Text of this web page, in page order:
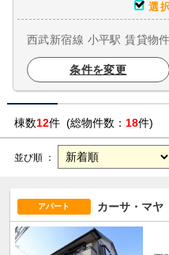
選
西武新宿線 小平駅 賃貸物
条件を変更
棟数12件 (総物件数： 18件)
並び順 ：
アパート カーサ・マヤ